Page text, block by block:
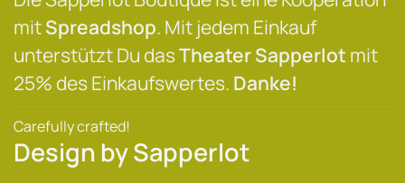
mitSpreadshop. Mit jedem Einkauf
unterstützt Du dasTheater Sapperlot mit
25% des Einkaufswertes. Danke!
Carefully crafted!
Design by Sapperlot